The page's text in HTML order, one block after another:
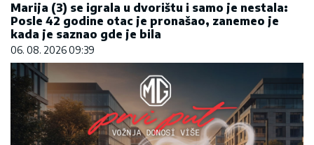
Marija (3) se igrala u dvorištu i samo je nestala:
Posle 42 godine otac je pronašao, zanemeo je
kada je saznao gde je bila
06. 08. 2026 09:39